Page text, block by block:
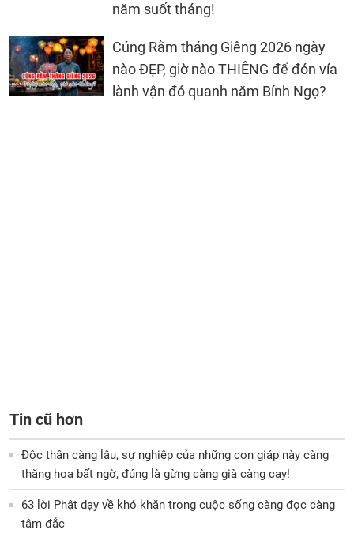
năm suốt tháng!
Cúng Rằm tháng Giêng 2026 ngày
nào ĐẸP, giờ nào THIÊNG để đón vía
lành vận đỏ quanh năm Bính Ngọ?
Tin cũ hơn
Độc thân càng lâu, sự nghiệp của những con giáp này càng
thăng hoa bất ngờ, đúng là gừng càng già càng cay!
63 lời Phật dạy về khó khăn trong cuộc sống càng đọc càng
tâm đắc